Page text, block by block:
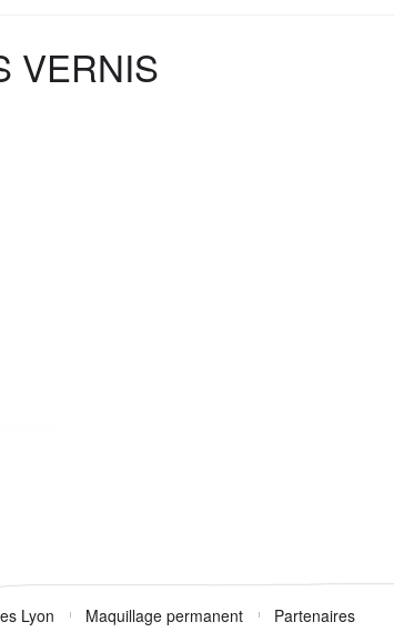
VERNIS
Lyon Maquillage permanent
Partenaires